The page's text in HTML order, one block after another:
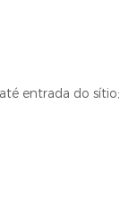
entrada do sítio;